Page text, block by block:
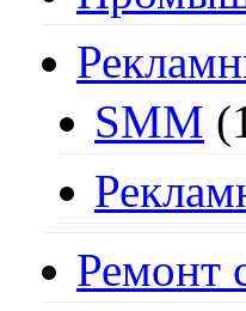
SMM
Ремонт